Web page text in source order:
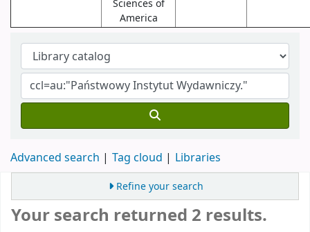
Sciences of
America
Advanced search Tag cloud Libraries
Refine your search
Your search returned 2 results.